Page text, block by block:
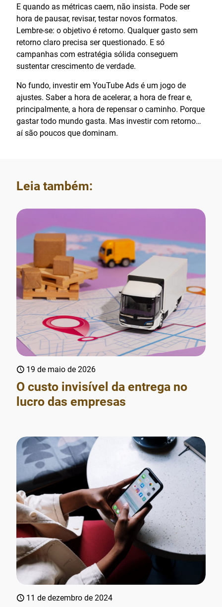
E quando as métricas caem, não insista. Pode ser
hora de pausar, revisar, testar novos formatos.
Lembre-se: o objetivo é retorno. Qualquer gasto sem
retorno claro precisa ser questionado. E só
campanhas com estratégia sólida conseguem
sustentar crescimento de verdade.
No fundo, investir em YouTube Ads é um jogo de
ajustes. Saber a hora de acelerar, a hora de frear e,
principalmente, a hora de repensar o caminho. Porque
gastar todo mundo gasta. Mas investir com retorno…
aí são poucos que dominam.
Leia também:
19 de maio de 2026
O custo invisível da entrega no
lucro das empresas
11 de dezembro de 2024